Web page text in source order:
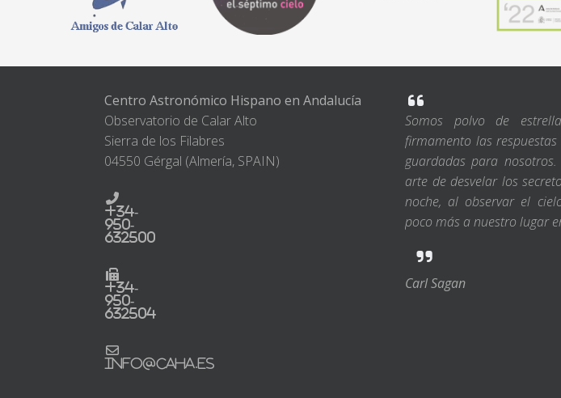
Centro Astronómico Hispano en Andalucía
Observatorio de Calar Alto
Sierra de los Filabres
04550 Gérgal (Almería, SPAIN)
+34-
950-
632500
+34-
950-
632504
info@caha.es
Somos polvo de
firmamento las
guardadas para
arte de desvelar los
noche, al observar el
poco más a nuestro lugar
Carl Sagan